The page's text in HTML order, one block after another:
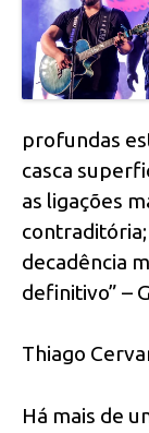
profundas
casca
as ligações
contraditória;
decadência
definitivo” –
Thiago
Há mais de